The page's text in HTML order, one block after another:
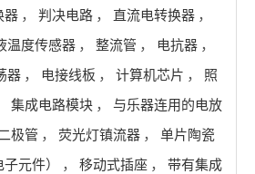
器 ， 判决电路 ， 直流电转换器 ，
温度传感器 ， 整流管 ， 电抗器 ，
器 ， 电接线板 ， 计算机芯片 ，
照
集成电路模块 ，
与乐器连用的电放
极管 ， 荧光灯镇流器 ，
单片陶瓷
元件） ， 移动式插座 ，
带有集成